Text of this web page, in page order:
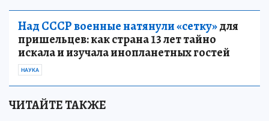
Над СССР военные натянули «сетку»для
пришельцев: как страна 13 лет тайно
искала и изучала инопланетных гостей
НАУКА
ЧИТАЙТЕ ТАКЖЕ